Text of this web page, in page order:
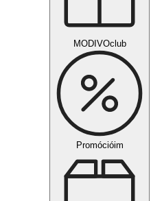
MODIVOclub
Promócióim